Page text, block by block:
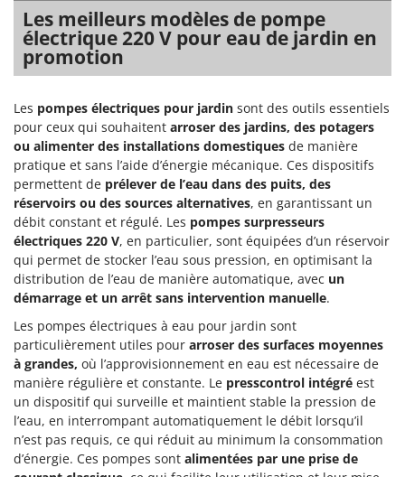
Les meilleurs modèles de pompe
électrique 220 V pour eau de jardin en
promotion
Les pompes électriques pour jardin sont des outils essentiels
pour ceux qui souhaitent arroser des jardins, des potagers
ou alimenter des installations domestiques de manière
pratique et sans l’aide d’énergie mécanique. Ces dispositifs
permettent de prélever de l’eau dans des puits, des
réservoirs ou des sources alternatives, en garantissant un
débit constant et régulé. Les pompes surpresseurs
électriques 220 V, en particulier, sont équipées d’un réservoir
qui permet de stocker l’eau sous pression, en optimisant la
distribution de l’eau de manière automatique, avec un
démarrage et un arrêt sans intervention manuelle.
Les pompes électriques à eau pour jardin sont
particulièrement utiles pour arroser des surfaces moyennes
à grandes, où l’approvisionnement en eau est nécessaire de
manière régulière et constante. Le presscontrol intégré est
un dispositif qui surveille et maintient stable la pression de
l’eau, en interrompant automatiquement le débit lorsqu’il
n’est pas requis, ce qui réduit au minimum la consommation
d’énergie. Ces pompes sont alimentées par une prise de